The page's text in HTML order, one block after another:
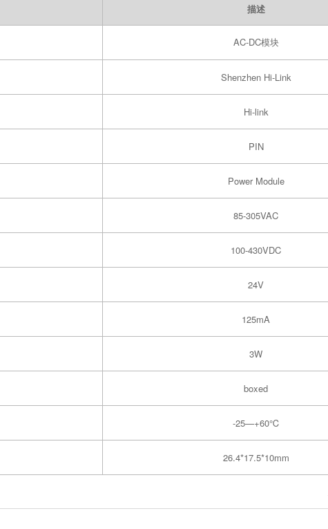
描述
AC-DC模块
Shenzhen Hi-Link
Hi-link
PIN
Power Module
85-305VAC
100-430VDC
24V
125mA
3W
boxed
-25—+60℃
26.4*17.5*10mm